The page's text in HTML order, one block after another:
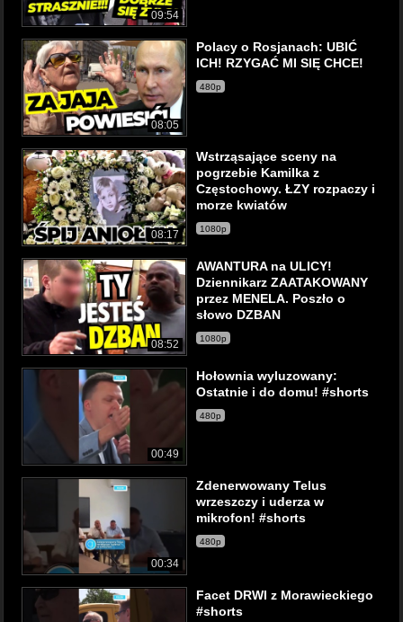
09:54
08:05
Polacy o Rosjanach: UBIĆ
ICH! RZYGAĆ MI SIĘ CHCE!
480p
08:17
Wstrząsające sceny na
pogrzebie Kamilka z
Częstochowy. ŁZY rozpaczy i
morze kwiatów
1080p
08:52
AWANTURA na ULICY!
Dziennikarz ZAATAKOWANY
przez MENELA. Poszło o
słowo DZBAN
1080p
00:49
Hołownia wyluzowany:
Ostatnie i do domu! #shorts
480p
00:34
Zdenerwowany Telus
wrzeszczy i uderza w
mikrofon! #shorts
480p
Facet DRWI z Morawieckiego
#shorts